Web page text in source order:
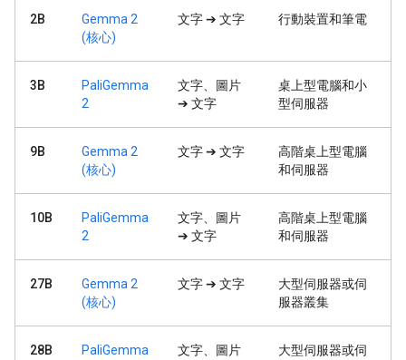
2B
Gemma 2
(核心)
文字 ➔ 文字 行動裝置和筆電
3B
PaliGemma
2
文字、圖片
➔ 文字
桌上型電腦和小
型伺服器
9B
Gemma 2
(核心)
文字 ➔ 文字
高階桌上型電腦
和伺服器
10B
PaliGemma
2
文字、圖片
➔ 文字
高階桌上型電腦
和伺服器
27B
Gemma 2
(核心)
文字 ➔ 文字
大型伺服器或伺
服器叢集
28B
PaliGemma
文字、圖片
大型伺服器或伺